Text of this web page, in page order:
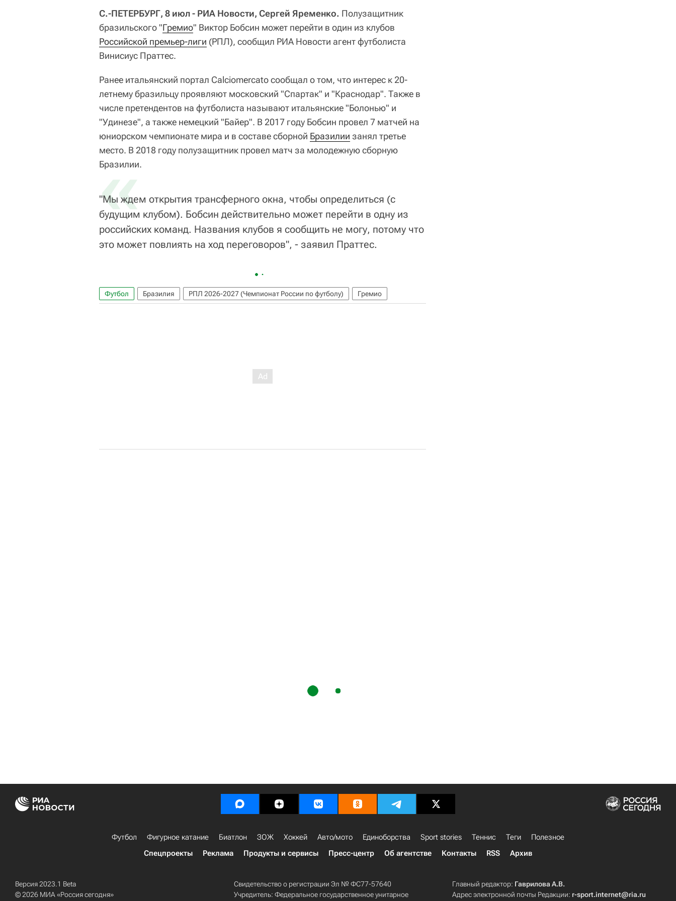
С.-ПЕТЕРБУРГ, 8 июл - РИА Новости, Сергей Яременко. Полузащитник
бразильского "Гремио" Виктор Бобсин может перейти в один из клубов
Российской премьер-лиги (РПЛ), сообщил РИА Новости агент футболиста
Винисиус Праттес.
Ранее итальянский портал Calciomercato сообщал о том, что интерес к 20-
летнему бразильцу проявляют московский "Спартак" и "Краснодар". Также в
числе претендентов на футболиста называют итальянские "Болонью" и
"Удинезе", а также немецкий "Байер". В 2017 году Бобсин провел 7 матчей на
юниорском чемпионате мира и в составе сборной Бразилии занял третье
место. В 2018 году полузащитник провел матч за молодежную сборную
Бразилии.
«
"Мы ждем открытия трансферного окна, чтобы определиться (с
будущим клубом). Бобсин действительно может перейти в одну из
российских команд. Названия клубов я сообщить не могу, потому что
это может повлиять на ход переговоров", - заявил Праттес.
Футбол Бразилия РПЛ 2026-2027 (Чемпионат России по футболу) Гремио
Футбол Фигурное катание Биатлон ЗОЖ Хоккей Авто/мото Единоборства Sport stories Теннис Теги
Полезное
Спецпроекты
Реклама Продукты и сервисы Пресс-центр Об агентстве Контакты RSS Архив
Версия 2023.1 Beta
© 2026 МИА «Россия сегодня»
Свидетельство о регистрации Эл № ФС77-57640
Учредитель: Федеральное государственное унитарное
Главный редактор: Гаврилова А.В.
Адрес электронной почты Редакции: r-sport.internet@ria.ru